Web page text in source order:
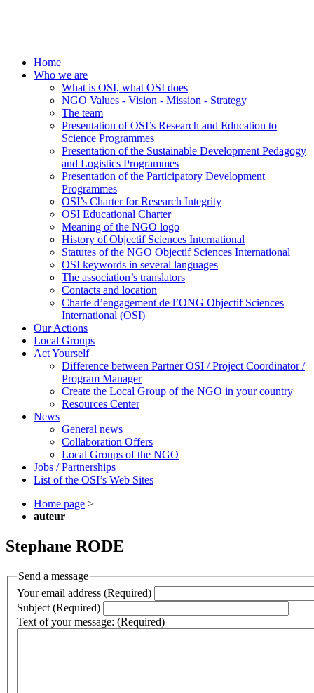
Home
Who we are
What is OSI, what OSI does
NGO Values - Vision - Mission - Strategy
The team
Presentation of OSI’s Research and Education to
Science Programmes
Presentation of the Sustainable Development Pedagogy
and Logistics Programmes
Presentation of the Participatory Development
Programmes
OSI’s Charter for Research Integrity
OSI Educational Charter
Meaning of the NGO logo
History of Objectif Sciences International
Statutes of the NGO Objectif Sciences International
OSI keywords in several languages
The association’s translators
Contacts and location
Charte d’engagement de l’ONG Objectif Sciences
International (OSI)
Our Actions
Local Groups
Act Yourself
Difference between Partner OSI / Project Coordinator /
Program Manager
Create the Local Group of the NGO in your country
Resources Center
News
General news
Collaboration Offers
Local Groups of the NGO
Jobs / Partnerships
List of the OSI’s Web Sites
Home page >
auteur
Stephane RODE
Send a message
Your email address (Required)
Subject (Required)
Text of your message: (Required)